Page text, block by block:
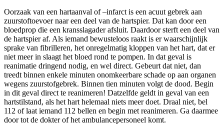
Oorzaak van een hartaanval of –infarct is een acuut gebrek aan
zuurstoftoevoer naar een deel van de hartspier. Dat kan door een
bloedprop die een kransslagader afsluit. Daardoor sterft een deel van
de hartspier af. Als iemand bewusteloos raakt is er waarschijnlijk
sprake van fibrilleren, het onregelmatig kloppen van het hart, dat er
niet meer in slaagt het bloed rond te pompen. In dat geval is
reanimatie dringend nodig, en wel direct. Gebeurt dat niet, dan
treedt binnen enkele minuten onomkeerbare schade op aan organen
wegens zuurstofgebrek. Binnen tien minuten volgt de dood. Begin
in dit geval direct te reanimeren! Datzelfde geldt in geval van een
hartstilstand, als het hart helemaal niets meer doet. Draal niet, bel
112 of laat iemand 112 bellen en begin met reanimeren. Ga daarmee
door tot de dokter of het ambulancepersoneel komt.